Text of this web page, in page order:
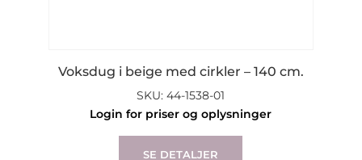
Voksdug i beige med cirkler – 140 cm.
SKU: 44-1538-01
Login for priser og oplysninger
SE DETALJER